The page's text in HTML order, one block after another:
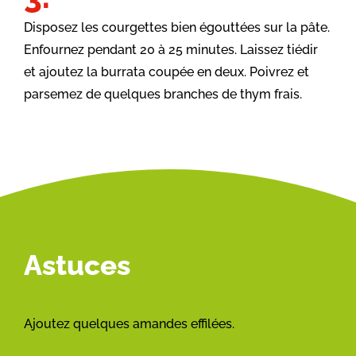
Disposez les courgettes bien égouttées sur la pâte.
Enfournez pendant 20 à 25 minutes. Laissez tiédir
et ajoutez la burrata coupée en deux. Poivrez et
parsemez de quelques branches de thym frais.
Astuces
Ajoutez quelques amandes effilées.